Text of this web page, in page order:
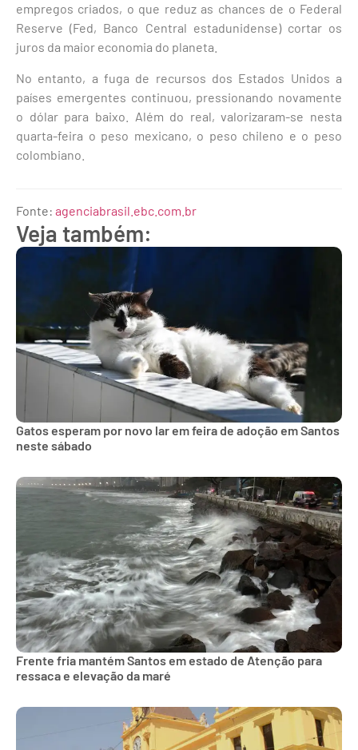
empregos criados, o que reduz as chances de o Federal
Reserve (Fed, Banco Central estadunidense) cortar os
juros da maior economia do planeta.
No entanto, a fuga de recursos dos Estados Unidos a
países emergentes continuou, pressionando novamente
o dólar para baixo. Além do real, valorizaram-se nesta
quarta-feira o peso mexicano, o peso chileno e o peso
colombiano.
Fonte: agenciabrasil.ebc.com.br
Veja também:
Gatos esperam por novo lar em feira de adoção em Santos
neste sábado
Frente fria mantém Santos em estado de Atenção para
ressaca e elevação da maré